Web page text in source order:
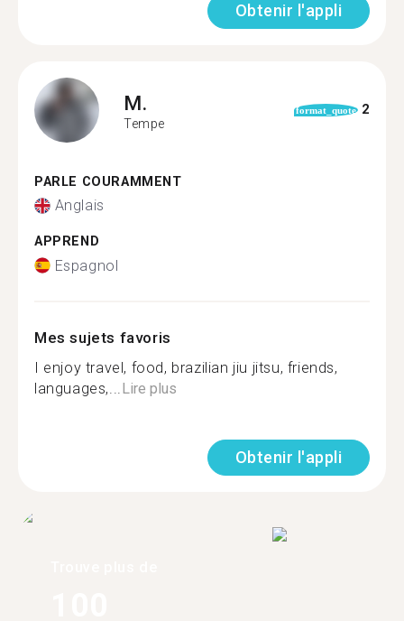
Obtenir l'appli
M.
Tempe
format_quote 2
PARLE COURAMMENT
Anglais
APPREND
Espagnol
Mes sujets favoris
I enjoy travel, food, brazilian jiu jitsu, friends,
languages,... Lire plus
Obtenir l'appli